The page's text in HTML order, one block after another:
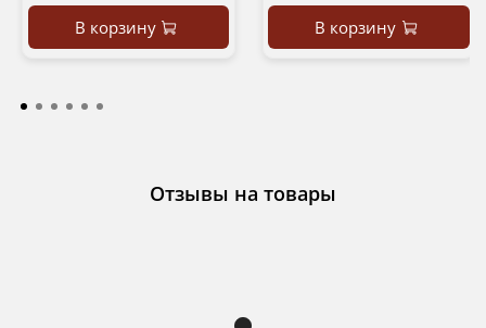
В корзину В корзину
Отзывы на товары